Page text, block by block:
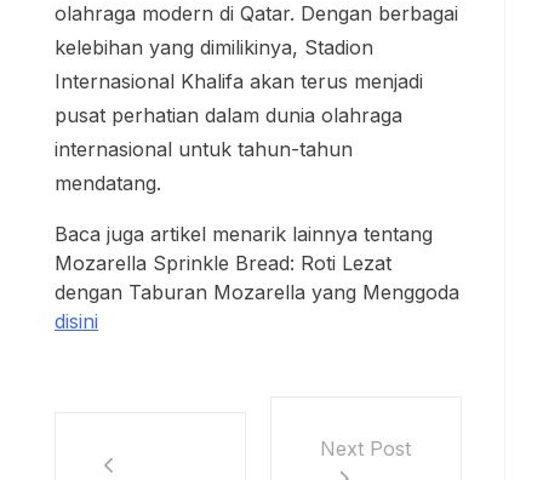
olahraga modern di Qatar. Dengan berbagai
kelebihan yang dimilikinya, Stadion
Internasional Khalifa akan terus menjadi
pusat perhatian dalam dunia olahraga
internasional untuk tahun-tahun
mendatang.
Baca juga artikel menarik lainnya tentang
Mozarella Sprinkle Bread: Roti Lezat
dengan Taburan Mozarella yang Menggoda
disini
Next Post